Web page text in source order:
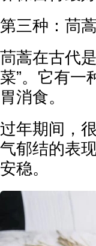
第三种：茼
茼蒿在古代
菜”。它有一
胃消食。
过年期间，
气郁结的表
安稳。